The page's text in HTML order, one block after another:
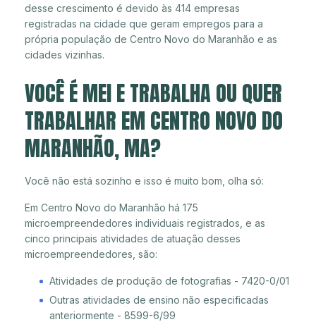
desse crescimento é devido às 414 empresas
registradas na cidade que geram empregos para a
própria população de Centro Novo do Maranhão e as
cidades vizinhas.
VOCÊ É MEI E TRABALHA OU QUER
TRABALHAR EM CENTRO NOVO DO
MARANHÃO, MA?
Você não está sozinho e isso é muito bom, olha só:
Em Centro Novo do Maranhão há 175
microempreendedores individuais registrados, e as
cinco principais atividades de atuação desses
microempreendedores, são:
Atividades de produção de fotografias - 7420-0/01
Outras atividades de ensino não especificadas
anteriormente - 8599-6/99